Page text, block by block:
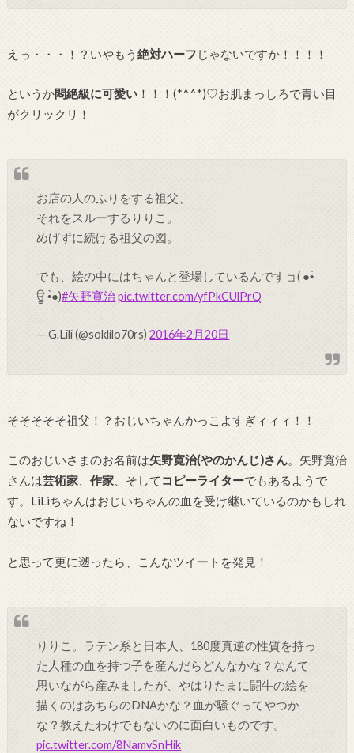
えっ・・・！？いやもう 絶対ハーフ じゃないですか！！！！
というか悶絶級に可愛い！！！(*^^*)♡お肌まっしろで青い目
がクリックリ！
お店の人のふりをする祖父、
それをスルーするりりこ。
めげずに続ける祖父の図。
でも、絵の中にはちゃんと登場しているんですョ( ●•́
ਊ •̀●)#矢野寛治 pic.twitter.com/yfPkCUlPrQ
— G.Lili (@soklilo70rs)2016年2月20日
そそそそそ祖父！？おじいちゃんかっこよすぎィィィ！！
このおじいさまのお名前は矢野寛治(やのかんじ)さん。矢野寛治
さんは芸術家、 作家、そして コピーライターでもあるようで
す。LiLiちゃんはおじいちゃんの血を受け継いているのかもしれ
ないですね！
と思って更に遡ったら、こんなツイートを発見！
りりこ。ラテン系と日本人、180度真逆の性質を持っ
た人種の血を持つ子を産んだらどんなかな？なんて
思いながら産みましたが、やはりたまに闘牛の絵を
描くのはあちらのDNAかな？血が騒ぐってやつか
な？教えたわけでもないのに面白いものです。
pic.twitter.com/8NamvSnHik